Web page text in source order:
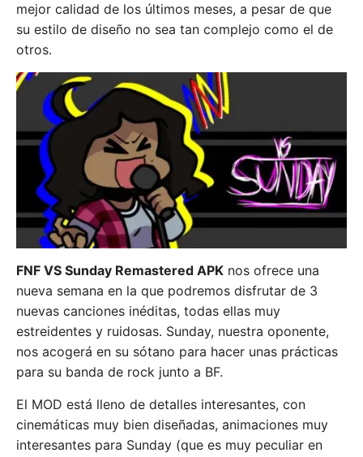
mejor calidad de los últimos meses, a pesar de que
su estilo de diseño no sea tan complejo como el de
otros.
FNF VS Sunday Remastered APK nos ofrece una
nueva semana en la que podremos disfrutar de 3
nuevas canciones inéditas, todas ellas muy
estreidentes y ruidosas. Sunday, nuestra oponente,
nos acogerá en su sótano para hacer unas prácticas
para su banda de rock junto a BF.
El MOD está lleno de detalles interesantes, con
cinemáticas muy bien diseñadas, animaciones muy
interesantes para Sunday (que es muy peculiar en